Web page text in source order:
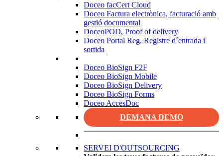
Doceo facCert Cloud
Doceo Factura electrònica, facturació amb
gestió documental
DoceoPOD, Proof of delivery
Doceo Portal Reg, Registre d´entrada i
sortida
Doceo BioSign F2F
Doceo BioSign Mobile
Doceo BioSign Delivery
Doceo BioSign Forms
Doceo AccesDoc
DEMANA DEMO
SERVEI D'OUTSOURCING